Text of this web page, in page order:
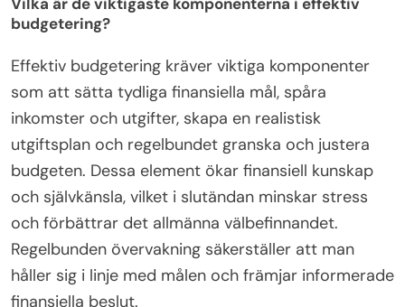
budgetering?
Effektiv budgetering kräver viktiga komponenter
som att sätta tydliga finansiella mål, spåra
inkomster och utgifter, skapa en realistisk
utgiftsplan och regelbundet granska och justera
budgeten. Dessa element ökar finansiell kunskap
och självkänsla, vilket i slutändan minskar stress
och förbättrar det allmänna välbefinnandet.
Regelbunden övervakning säkerställer att man
håller sig i linje med målen och främjar informerade
finansiella beslut.